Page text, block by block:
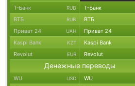
Т-Банк RUB Т-Банк
ВТБ RUB ВТБ
Приват 24 UAH Приват 24
Kaspi Bank KZT Kaspi Bank
Revolut EUR Revolut
Денежные переводы
WU USD WU